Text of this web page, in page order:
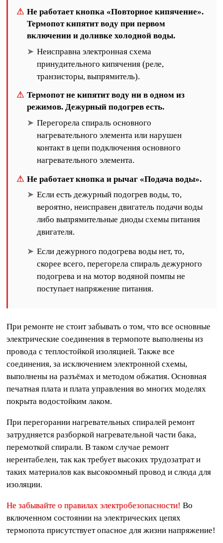
Не работает кнопка «Повторное кипячение».
Термопот кипятит воду при первом
включении и доливке холодной воды.
Неисправна электронная схема
принудительного кипячения (реле,
транзисторы, выпрямитель).
Термопот не кипятит воду ни в одном из
режимов. Дежурный подогрев есть.
Перегорела спираль основного
нагревательного элемента или нарушен
контакт в цепи подключения основного
нагревательного элемента.
Не работает кнопка и рычаг «Подача воды».
Если есть дежурный подогрев воды, то,
вероятно, неисправен двигатель подачи воды
либо выпрямительные диоды схемы питания
двигателя.
Если дежурного подогрева воды нет, то,
скорее всего, перегорела спираль дежурного
подогрева и на мотор водяной помпы не
поступает напряжение питания.
При ремонте не стоит забывать о том, что все основные
электрические соединения в термопоте выполнены из
провода с теплостойкой изоляцией. Также все
соединения, за исключением электронной схемы,
выполнены на разъёмах и методом обжатия. Основная
печатная плата и плата управления во многих моделях
покрыта водостойким лаком.
При перегорании нагревательных спиралей ремонт
затрудняется разборкой нагревательной части бака,
перемоткой спирали. В таком случае ремонт
нерентабелен, так как требует высоких трудозатрат и
таких материалов как высокоомный провод и слюда для
изоляции.
Не забывайте о правилах электробезопасности! Во
включенном состоянии на электрических цепях
термопота присутствует опасное для жизни напряжение!